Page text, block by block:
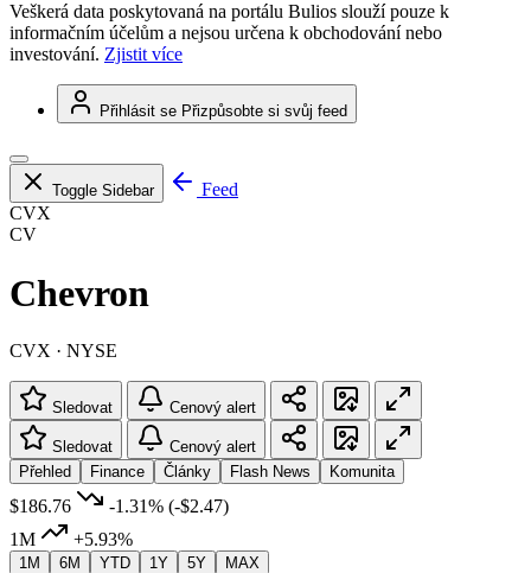
Veškerá data poskytovaná na portálu Bulios slouží pouze k
informačním účelům a nejsou určena k obchodování nebo
investování. Zjistit více
Přihlásit se Přizpůsobte si svůj feed
Toggle Sidebar
Feed
CVX
CV
Chevron
CVX · NYSE
Sledovat Cenový alert
Sledovat
Cenový alert
Přehled
Finance Články Flash News Komunita
$186.76 -1.31% (-$2.47)
1M
+5.93%
1M 6M YTD 1Y 5Y MAX